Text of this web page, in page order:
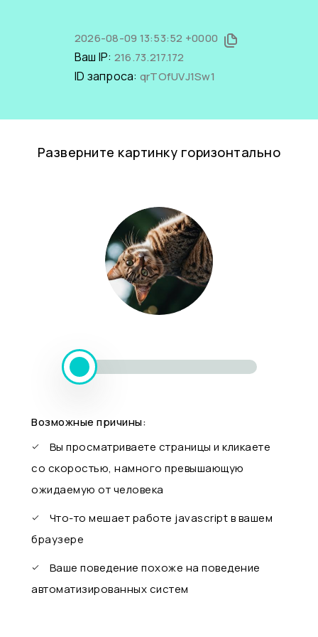
2026-08-09 13:53:52 +0000
Ваш IP: 216.73.217.172
ID запроса: qrTOfUVJ1Sw1
Разверните картинку горизонтально
Возможные причины:
Вы просматриваете страницы и кликаете
со скоростью, намного превышающую
ожидаемую от человека
Что-то мешает работе javascript в вашем
браузере
Ваше поведение похоже на поведение
автоматизированных систем